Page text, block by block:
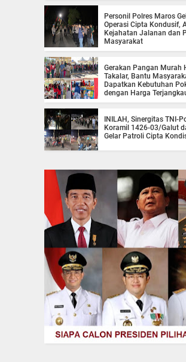
Personil Polres Maros
Operasi Cipta Kondusif,
Kejahatan Jalanan dan
Masyarakat
Gerakan Pangan Murah
Takalar, Bantu
Dapatkan Kebutuhan
dengan Harga
INILAH, Sinergitas TNI-
Koramil 1426-03/Galut
Gelar Patroli Cipta